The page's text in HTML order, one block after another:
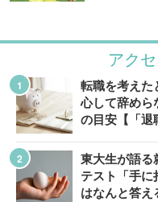
アク
転職を考えた
心して辞めら
の目安【「退
東大生が語る
テスト「手
はなんと答え